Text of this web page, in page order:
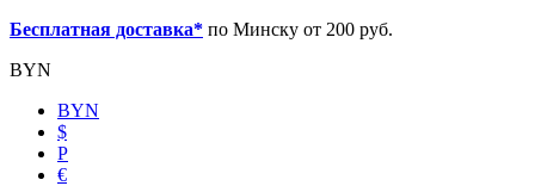
Бесплатная доставка* по Минску от 200 руб.
BYN
BYN
$
Р
€